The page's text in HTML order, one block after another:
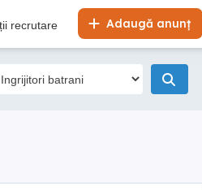
Adaugă anunț
recrutare